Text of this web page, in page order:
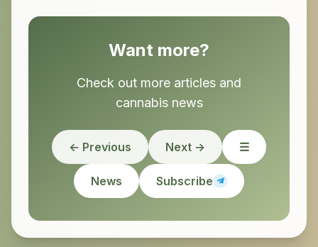
Want more?
Check out more articles and
cannabis news
← Previous Next → ☰
News Subscribe